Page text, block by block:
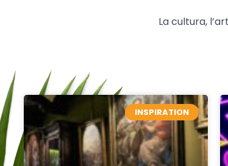
La cultura,
INSPIRATION